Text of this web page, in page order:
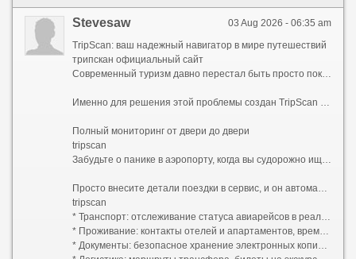
03 Aug 2026 - 06:35 am
Stevesaw
TripScan: ваш надежный навигатор в мире путешествий
трипскан официальный сайт
Современный туризм давно перестал быть просто покупкой билетов и бронированием отеля. Сегодняшняя поездка — это сложный механизм, состоящий из десятков деталей: трансферы из аэропортов, регистрация на рейсы, подтверждение броней, страховые полисы, стыковки междугородних автобусов, адреса квартир посуточной аренды и списки мест, которые обязательно нужно увидеть. Удержать всю эту информацию в голове невозможно, а хранить ее разрозненными файлами в почте и заметках — значит постоянно рисковать что-то упустить.
Именно для решения этой проблемы создан TripScan — сервис мониторинга поездок и путешествий, который берет под контроль каждый этап вашего пути.
Полный мониторинг от двери до двери
tripscan
Забудьте о панике в аэропорту, когда вы судорожно ищете номер терминала, или о неловких поисках распечатанного подтверждения бронирования в тесном холле гостиницы. TripScan собирает все данные о вашем путешествии в единую цифровую экосистему.
Просто внесите детали поездки в сервис, и он автоматически выстроит хронологию событий:
tripscan
* Транспорт: отслеживание статуса авиарейсов в реальном времени с мгновенными уведомлениями об изменениях, информация о выходе на посадку, номерах поездов и автобусов.
* Проживание: контакты отелей и апартаментов, время заезда и выезда, условия отмены, ваучеры и коды бронирования.
* Документы: безопасное хранение электронных копий паспортов, виз, страховок (включая экстренные телефоны ассистансов) и водительских удостоверений.